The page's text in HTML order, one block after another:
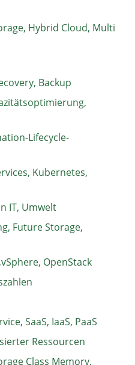
Hybrid Cloud, Multi
Backup
Lifecycle-
Kubernetes,
IT, Umwelt
Future Storage,
OpenStack
SaaS, IaaS, PaaS
Ressourcen
Class Memory,